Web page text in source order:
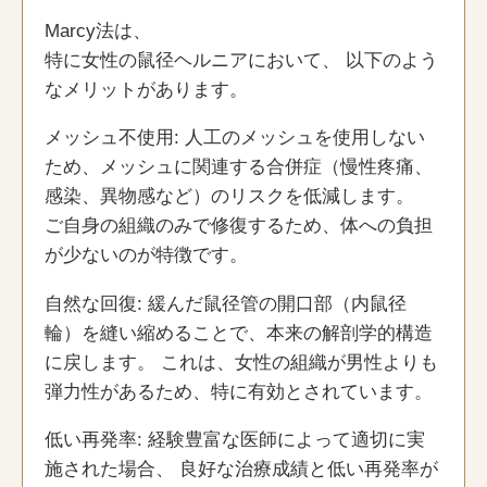
Marcy法は、
特に女性の鼠径ヘルニアにおいて、 以下のよう
なメリットがあります。
メッシュ不使用: 人工のメッシュを使用しない
ため、メッシュに関連する合併症（慢性疼痛、
感染、異物感など）のリスクを低減します。
ご自身の組織のみで修復するため、体への負担
が少ないのが特徴です。
自然な回復: 緩んだ鼠径管の開口部（内鼠径
輪）を縫い縮めることで、本来の解剖学的構造
に戻します。 これは、女性の組織が男性よりも
弾力性があるため、特に有効とされています。
低い再発率: 経験豊富な医師によって適切に実
施された場合、 良好な治療成績と低い再発率が